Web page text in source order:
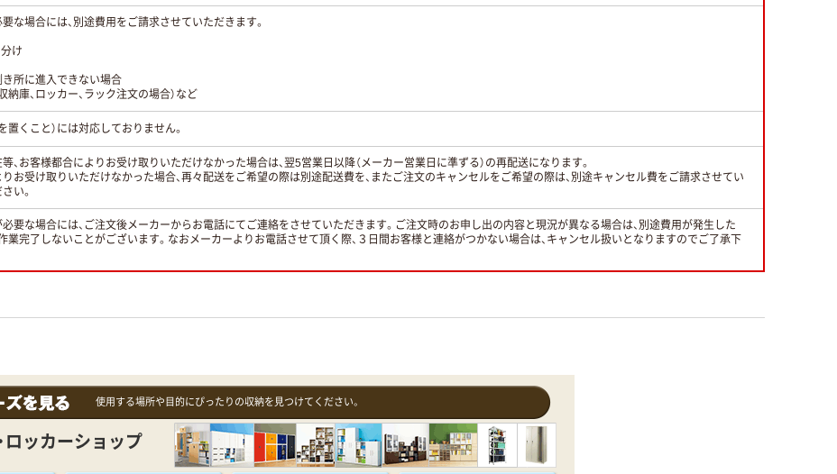
な場合には、別途費用をご請求させていただきます。
け
所に進入できない場合
納庫、ロッカー、ラック注文の場合）など
置くこと）には対応しておりません。
、お客様都合によりお受け取りいただけなかった場合は、翌5営業日以降（メーカー営業日に準ずる）の再配送になります。
お受け取りいただけなかった場合、再々配送をご希望の際は別途配送費を、またご注文のキャンセルをご希望の際は、別途キャンセル費をご請求させてい
い。
要な場合には、ご注文後メーカーからお電話にてご連絡をさせていただきます。ご注文時のお申し出の内容と現況が異なる場合は、別途費用が発生した
業完了しないことがございます。なおメーカーよりお電話させて頂く際、３日間お客様と連絡がつかない場合は、キャンセル扱いとなりますのでご了承下
使用する場所や目的にぴったりの収納を見つけてください。
ロッカーショップ